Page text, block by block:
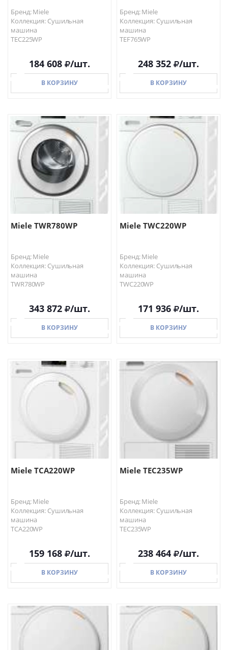
Бренд: Miele
Коллекция: Сушильная
машина
TEC225WP
184 608 /шт.
В КОРЗИНУ
В КОРЗИНУ
Бренд: Miele
Коллекция: Сушильная
машина
TEF765WP
248 352 /шт.
В КОРЗИНУ
В КОРЗИНУ
Miele TWR780WP
Бренд: Miele
Коллекция: Сушильная
машина
TWR780WP
343 872 /шт.
В КОРЗИНУ
В КОРЗИНУ
Miele TWC220WP
Бренд: Miele
Коллекция: Сушильная
машина
TWC220WP
171 936 /шт.
В КОРЗИНУ
В КОРЗИНУ
Miele TCA220WP
Бренд: Miele
Коллекция: Сушильная
машина
TCA220WP
159 168 /шт.
В КОРЗИНУ
Miele TEC235WP
Бренд: Miele
Коллекция: Сушильная
машина
TEC235WP
238 464 /шт.
В КОРЗИНУ